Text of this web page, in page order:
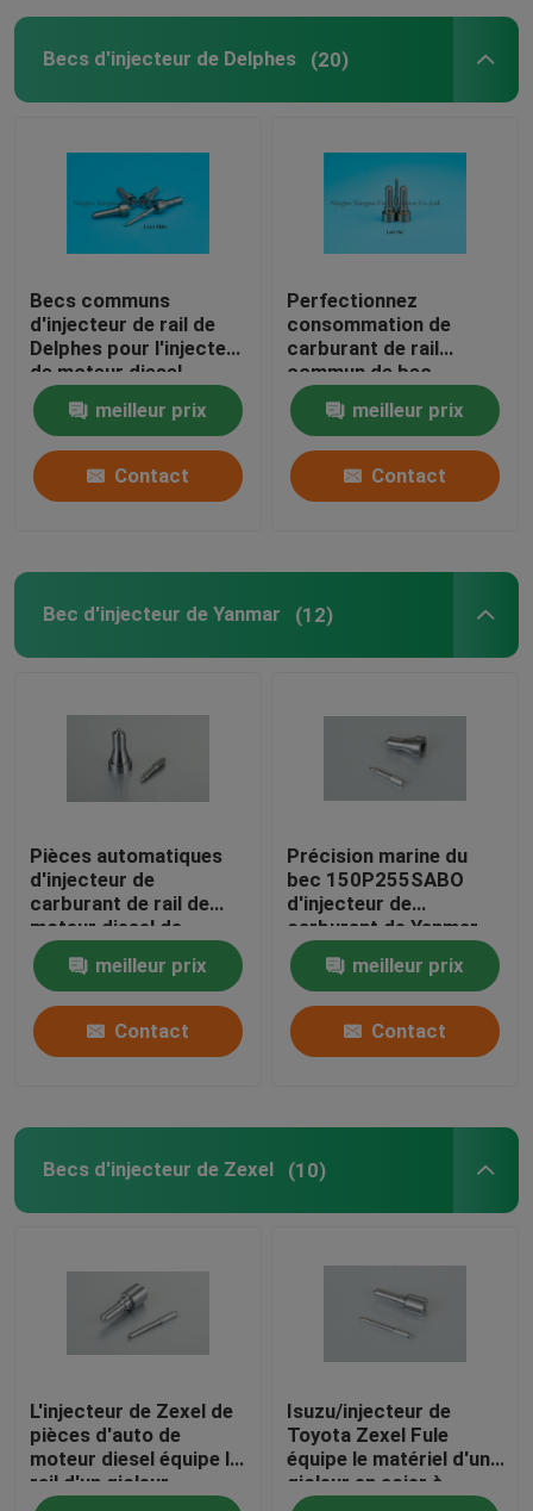
Becs d'injecteur de Delphes (20)
Becs communs
d'injecteur de rail de
Delphes pour l'injecteur
de moteur diesel
BEBE4D08004/4D24004/4D24104
meilleur prix
Contact
Perfectionnez
consommation de
carburant de rail
commun de bec
d'injecteur de
carburant de Delphes
de conception la basse
meilleur prix
Contact
Bec d'injecteur de Yanmar (12)
Pièces automatiques
d'injecteur de
carburant de rail de
moteur diesel de
Yanmar de bec
commun d'injecteur
meilleur prix
Contact
Précision marine du
bec 150P255SABO
d'injecteur de
carburant de Yanmar
de moteur haute
meilleur prix
Contact
Becs d'injecteur de Zexel (10)
L'injecteur de Zexel de
pièces d'auto de
moteur diesel équipe le
rail d'un gicleur
commun pour Kubota
Isuzu/injecteur de
Toyota Zexel Fule
équipe le matériel d'un
gicleur en acier à
grande vitesse